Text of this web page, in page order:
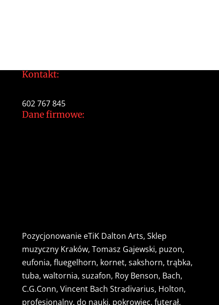
Kontakt:
602 767 845
Dane firmowe:
Pozycjonowanie eTiKDalton Arts, Sklep
muzyczny Kraków, Tomasz Gajewski, puzon,
eufonia, fluegelhorn, kornet, sakshorn, trąbka,
tuba, waltornia, suzafon, Roy Benson, Bach,
C.G.Conn, Vincent Bach Stradivarius, Holton,
profesjonalny, do nauki, pokrowiec, futerał,